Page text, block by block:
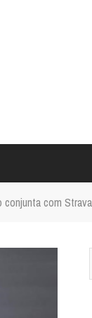
conjunta com Strava